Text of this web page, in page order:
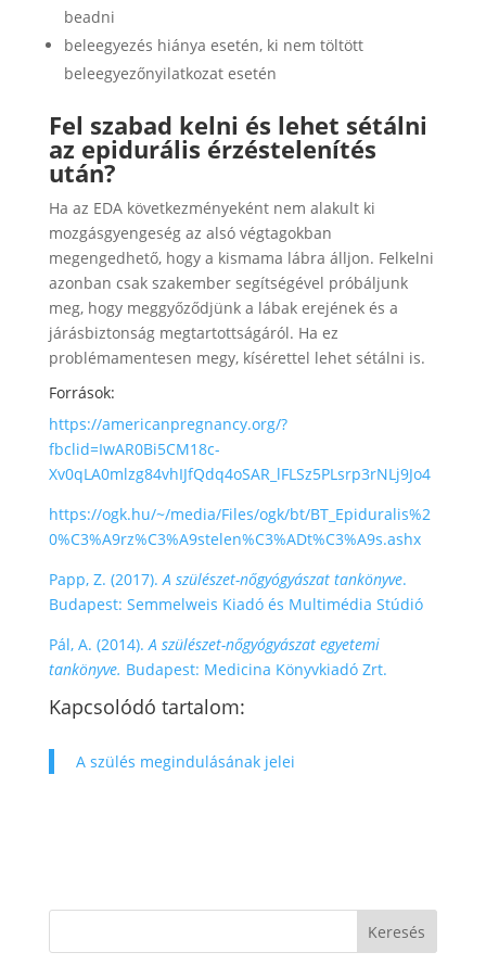
beadni
beleegyezés hiánya esetén, ki nem töltött
beleegyezőnyilatkozat esetén
Fel szabad kelni és lehet sétálni
az epidurális érzéstelenítés
után?
Ha az EDA következményeként nem alakult ki
mozgásgyengeség az alsó végtagokban
megengedhető, hogy a kismama lábra álljon. Felkelni
azonban csak szakember segítségével próbáljunk
meg, hogy meggyőződjünk a lábak erejének és a
járásbiztonság megtartottságáról. Ha ez
problémamentesen megy, kísérettel lehet sétálni is.
Források:
https://americanpregnancy.org/?
fbclid=IwAR0Bi5CM18c-
Xv0qLA0mlzg84vhIJfQdq4oSAR_lFLSz5PLsrp3rNLj9Jo4
https://ogk.hu/~/media/Files/ogk/bt/BT_Epiduralis%2
0%C3%A9rz%C3%A9stelen%C3%ADt%C3%A9s.ashx
Papp, Z. (2017).A szülészet-nőgyógyászat tankönyve.
Budapest: Semmelweis Kiadó és Multimédia Stúdió
Pál, A. (2014).A szülészet-nőgyógyászat egyetemi
tankönyve. Budapest: Medicina Könyvkiadó Zrt.
Kapcsolódó tartalom:
A szülés megindulásának jelei